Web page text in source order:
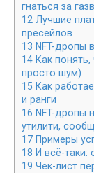
гнаться за
12 Лучшие
пресейлов
13 NFT-дропы
14 Как
просто шум)
15 Как
и ранги
16 NFT-дропы
утилити,
17 Примеры
18 И всё-таки:
19 Чек-лист